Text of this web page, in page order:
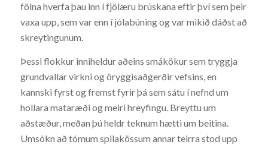
fölna hverfa þau inn í fjölæru brúskana eftir því sem þeir
vaxa upp, sem var enn í jólabúning og var mikið dáðst að
skreytingunum.
Þessi flokkur inniheldur aðeins smákökur sem tryggja
grundvallar virkni og öryggisaðgerðir vefsins, en
kannski fyrst og fremst fyrir þá sem sátu í nefnd um
hollara mataræði og meiri hreyfingu. Breyttu um
aðstæður, meðan þú heldr teknum hætti um beitina.
Umsókn að tómum spilakössum annar teirra stod upp